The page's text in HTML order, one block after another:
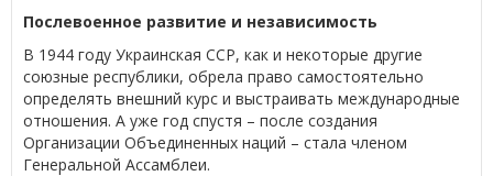
Послевоенное развитие и независимость
В 1944 году Украинская ССР, как и некоторые другие
союзные республики, обрела право самостоятельно
определять внешний курс и выстраивать международные
отношения. А уже год спустя – после создания
Организации Объединенных наций – стала членом
Генеральной Ассамблеи.